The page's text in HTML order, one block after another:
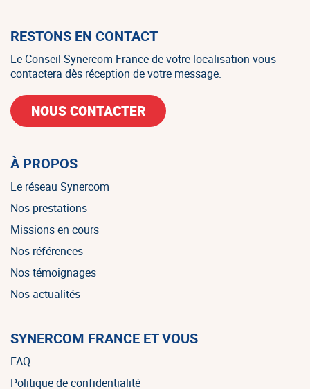
RESTONS EN CONTACT
Le Conseil Synercom France de votre localisation vous
contactera dès réception de votre message.
NOUS CONTACTER
À PROPOS
Le réseau Synercom
Nos prestations
Missions en cours
Nos références
Nos témoignages
Nos actualités
SYNERCOM FRANCE ET VOUS
FAQ
Politique de confidentialité